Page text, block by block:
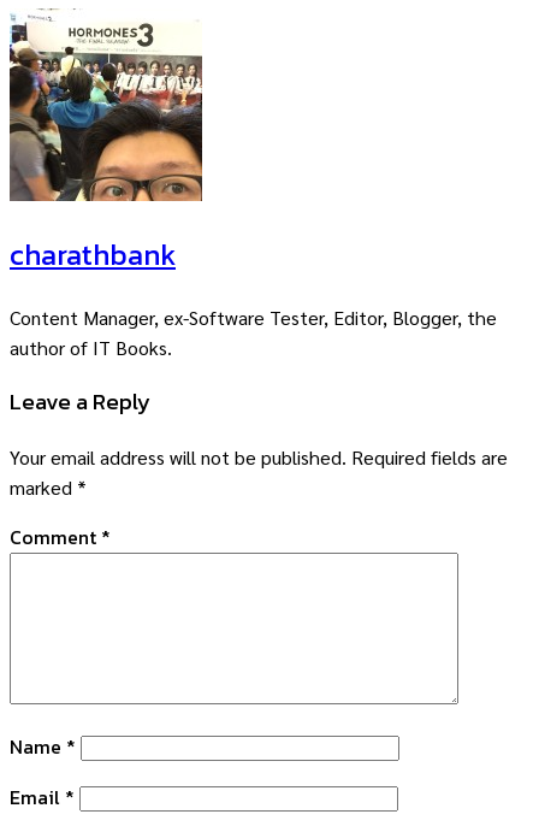
charathbank
Content Manager, ex-Software Tester, Editor, Blogger, the
author of IT Books.
Leave a Reply
Your email address will not be published. Required fields are
marked *
Comment *
Name *
Email *